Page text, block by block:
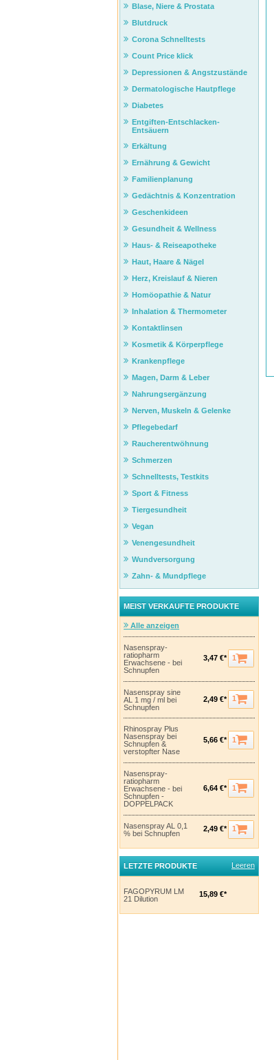
Blase, Niere & Prostata
Blutdruck
Corona Schnelltests
Count Price klick
Depressionen & Angstzustände
Dermatologische Hautpflege
Diabetes
Entgiften-Entschlacken-
Entsäuern
Erkältung
Ernährung & Gewicht
Familienplanung
Gedächtnis & Konzentration
Geschenkideen
Gesundheit & Wellness
Haus- & Reiseapotheke
Haut, Haare & Nägel
Herz, Kreislauf & Nieren
Homöopathie & Natur
Inhalation & Thermometer
Kontaktlinsen
Kosmetik & Körperpflege
Krankenpflege
Magen, Darm & Leber
Nahrungsergänzung
Nerven, Muskeln & Gelenke
Pflegebedarf
Raucherentwöhnung
Schmerzen
Schnelltests, Testkits
Sport & Fitness
Tiergesundheit
Vegan
Venengesundheit
Wundversorgung
Zahn- & Mundpflege
MEIST VERKAUFTE PRODUKTE
Alle anzeigen
Nasenspray-
ratiopharm
Erwachsene - bei
Schnupfen
3,47 €* 1
Nasenspray sine
AL 1 mg / ml bei
Schnupfen
2,49 €* 1
Rhinospray Plus
Nasenspray bei
Schnupfen &
verstopfter Nase
5,66 €* 1
Nasenspray-
ratiopharm
Erwachsene - bei
Schnupfen -
DOPPELPACK
6,64 €* 1
Nasenspray AL 0,1
% bei Schnupfen
2,49 €* 1
LETZTE PRODUKTE Leeren
FAGOPYRUM LM
21 Dilution
15,89 €*